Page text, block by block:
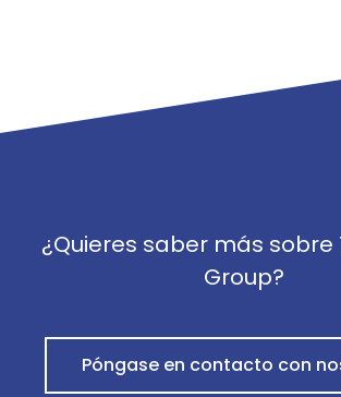
¿Quieres saber más sobre
Group?
Póngase en contacto con